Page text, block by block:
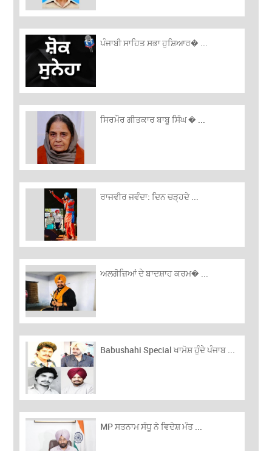
ਪੰਜਾਬੀ ਸਾਹਿਤ ਸਭਾ ਹੁਸ਼ਿਆਰ� ...
ਸਿਰਮੌਰ ਗੀਤਕਾਰ ਬਾਬੂ ਸਿੰਘ � ...
ਰਾਜਵੀਰ ਜਵੰਦਾ: ਦਿਨ ਚੜ੍ਹਦੇ ...
ਅਲਗੋਜ਼‍ਿਆਂ ਦੇ ਬਾਦਸ਼ਾਹ ਕਰਮ� ...
Babushahi Special ਖਾਮੋਸ਼ ਹੁੰਦੇ ਪੰਜਾਬ ...
MP ਸਤਨਾਮ ਸੰਧੂ ਨੇ ਵਿਦੇਸ਼ ਮੰਤ ...